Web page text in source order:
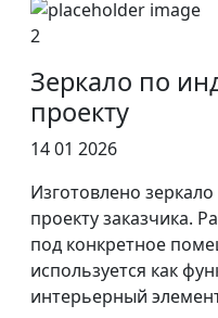
2
Зеркало по
проекту
14 01 2026
Изготовлено
проекту заказчика.
под конкретное
используется как
интерьерный